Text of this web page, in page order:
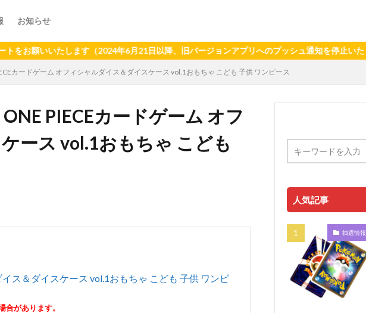
お知らせ
いたします（2024年6月21日以降、旧バージョンアプリへのプッシュ通知を停止いたします。）
カードゲーム オフィシャルダイス＆ダイスケース vol.1おもちゃ こども 子供 ワンピース
PIECEカードゲーム オフ
ース vol.1おもちゃ こども
ス＆ダイスケース vol.1おもちゃ こども 子供 ワンピ
があります。
人気記事
抽選情報